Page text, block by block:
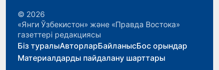
© 2026
«Янги Ўзбекистон» және «Правда Востока»
газеттері редакциясы
Біз туралыАвторларБайланысБос орындар
Материалдарды пайдалану шарттары